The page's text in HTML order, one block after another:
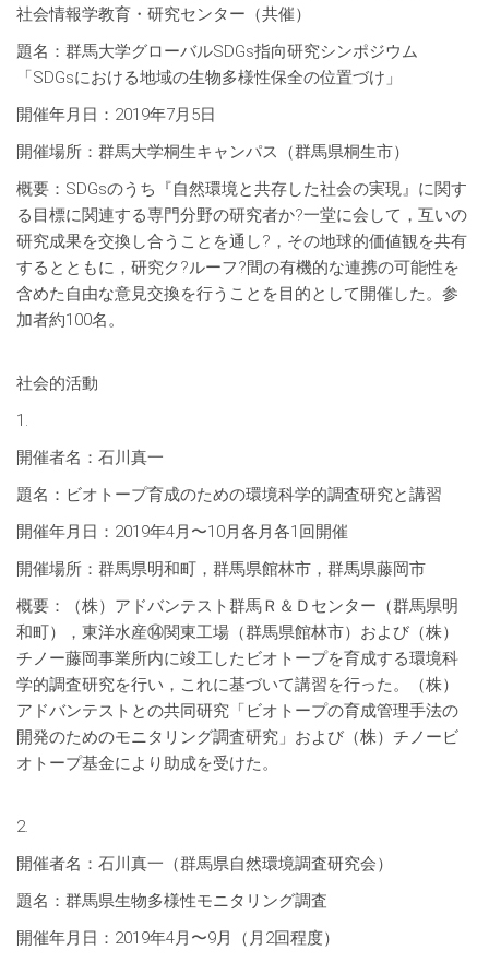
社会情報学教育・研究センター（共催）
題名：群馬大学グローバルSDGs指向研究シンポジウム
「SDGsにおける地域の生物多様性保全の位置づけ」
開催年月日：2019年7月5日
開催場所：群馬大学桐生キャンパス（群馬県桐生市）
概要：SDGsのうち『自然環境と共存した社会の実現』に関す
る目標に関連する専門分野の研究者か?一堂に会して，互いの
研究成果を交換し合うことを通し?，その地球的価値観を共有
するとともに，研究ク?ルーフ?間の有機的な連携の可能性を
含めた自由な意見交換を行うことを目的として開催した。参
加者約100名。
社会的活動
1.
開催者名：石川真一
題名：ビオトープ育成のための環境科学的調査研究と講習
開催年月日：2019年4月〜10月各月各1回開催
開催場所：群馬県明和町，群馬県館林市，群馬県藤岡市
概要：（株）アドバンテスト群馬Ｒ＆Ｄセンター（群馬県明
和町），東洋水産⑭関東工場（群馬県館林市）および（株）
チノー藤岡事業所内に竣工したビオトープを育成する環境科
学的調査研究を行い，これに基づいて講習を行った。（株）
アドバンテストとの共同研究「ビオトープの育成管理手法の
開発のためのモニタリング調査研究」および（株）チノービ
オトープ基金により助成を受けた。
2.
開催者名：石川真一（群馬県自然環境調査研究会）
題名：群馬県生物多様性モニタリング調査
開催年月日：2019年4月〜9月（月2回程度）